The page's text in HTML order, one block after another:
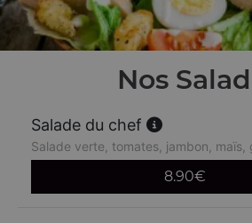
Nos
Salade du chef
Salade verte, tomates, jambon, maïs,
8.90€